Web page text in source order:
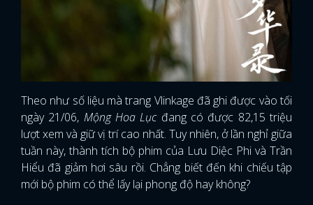
Theo như số liệu mà trang Vlinkage đã ghi được vào tối
ngày 21/06, Mộng Hoa Lục đang có được 82,15 triệu
lượt xem và giữ vị trí cao nhất. Tuy nhiên, ở lần nghỉ giữa
tuần này, thành tích bộ phim của Lưu Diệc Phi và Trần
Hiểu đã giảm hơi sâu rồi. Chẳng biết đến khi chiếu tập
mới bộ phim có thể lấy lại phong độ hay không?